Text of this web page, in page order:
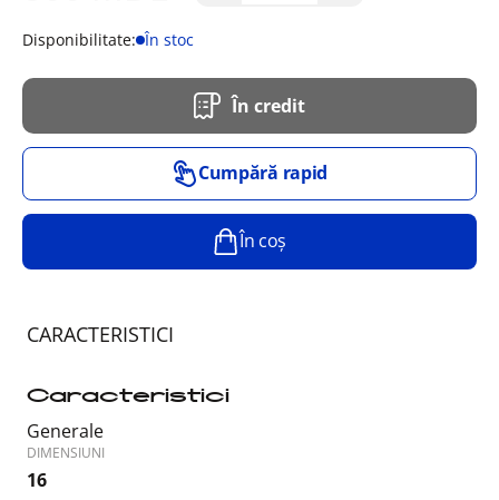
Disponibilitate: În stoc
În credit
Cumpără rapid
În coș
CARACTERISTICI
Caracteristici
Generale
DIMENSIUNI
16